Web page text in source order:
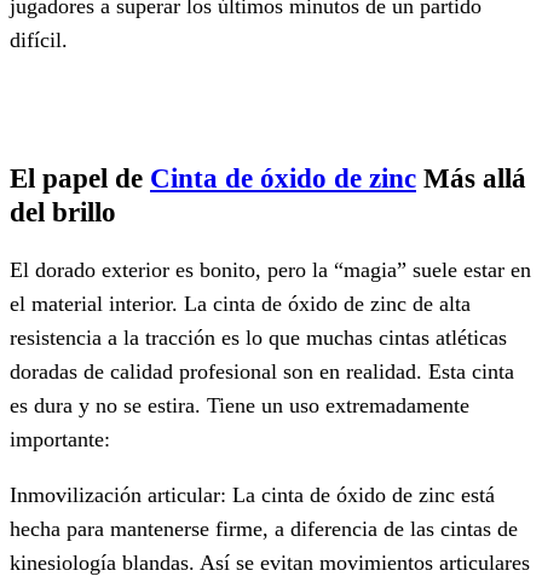
jugadores a superar los últimos minutos de un partido
difícil.
El papel de Cinta de óxido de zinc Más allá
del brillo
El dorado exterior es bonito, pero la “magia” suele estar en
el material interior. La cinta de óxido de zinc de alta
resistencia a la tracción es lo que muchas cintas atléticas
doradas de calidad profesional son en realidad. Esta cinta
es dura y no se estira. Tiene un uso extremadamente
importante:
Inmovilización articular: La cinta de óxido de zinc está
hecha para mantenerse firme, a diferencia de las cintas de
kinesiología blandas. Así se evitan movimientos articulares